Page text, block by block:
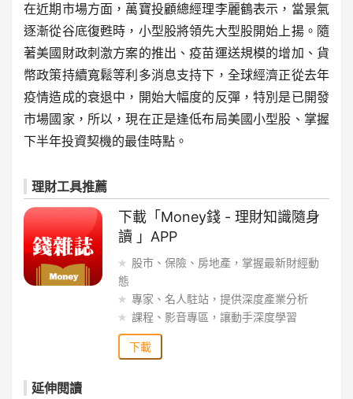
在近期市場方面，萬寶投顧總經理李麗鶴表示，當景氣
逐漸從谷底復甦時，小型股將領先大型股開始上揚。隨
著美國財政刺激方案的推出、疫苗運送規模的增加、貨
幣政策持續寬鬆等利多消息支持下，全球經濟正從去年
疫情造成的衰退中，開始大幅度的反彈，特別是已開發
市場國家，所以，現在正是逢低布局美國小型股、掌握
下半年投資契機的最佳時點。
理財工具推薦
下載「Money錢 - 理財知識隨身
讀 」APP
股市、保險、房地產，掌握最新財經動
態
專家、名人駐站，提供深度產業分析
課程、影音專區，讓動手深度學習
下載
延伸閱讀